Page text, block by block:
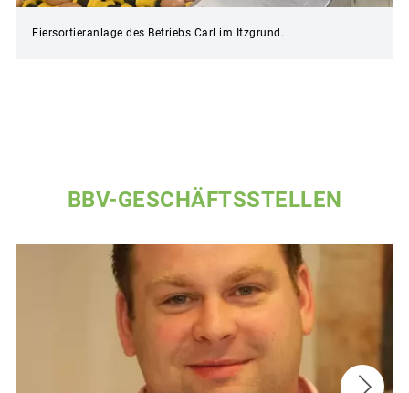
Eiersortieranlage des Betriebs Carl im Itzgrund.
BBV-GESCHÄFTSSTELLEN